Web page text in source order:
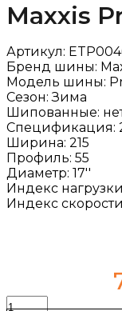
Maxxis
Артикул:
Бренд шины:
Модель шины:
Сезон:Зима
Шипованные:
Спецификация:
Ширина: 215
Профиль: 55
Диаметр: 17''
Индекс
Индекс
Количество